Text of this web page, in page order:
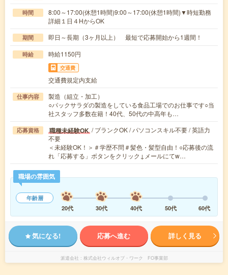
時間
8:00～17:00(休憩1時間)9:00～17:00(休憩1時間)▼時短勤務
詳細１日４HからOK
期間 即日～長期（3ヶ月以上） 最短で応募開始から1週間！
時給 時給1150円
交通費
交通費規定内支給
仕事内容
製造（組立・加工）
○パックサラダの製造をしている食品工場でのお仕事です○当
社スタッフ多数在籍！40代、50代の中高年も…
応募資格 職種未経験OK / ブランクOK / パソコンスキル不要 / 英語力
不要
＜未経験OK！＞＃学歴不問＃髪色・髪型自由！○応募後の流
れ「応募する」ボタンをクリック↓メールにてw…
職場の雰囲気
年齢層
20代
30代 40代 50代 60代
気になる! 応募へ進む 詳しく見る
派遣会社 株式会社ウィルオブ・ワーク FO事業部